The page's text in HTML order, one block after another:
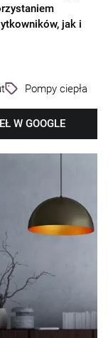
jak i
Pompy ciepła
W GOOGLE